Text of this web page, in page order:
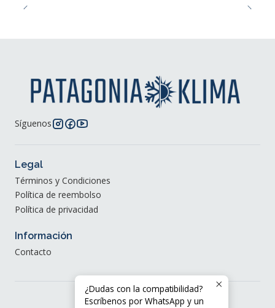
Síguenos
Legal
Términos y Condiciones
Política de reembolso
Política de privacidad
Información
Contacto
¿Dudas con la compatibilidad?
Escríbenos por WhatsApp y un